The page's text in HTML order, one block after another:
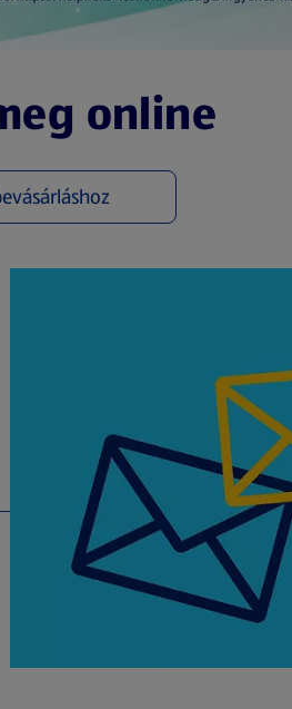
online
(új oldalon nyílik meg)